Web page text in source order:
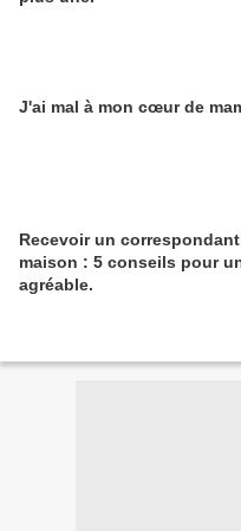
J'ai mal à mon cœur de
Recevoir un
maison : 5 conseils pour
agréable.